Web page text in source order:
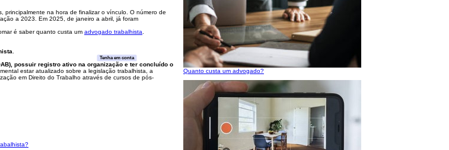
principalmente na hora de finalizar o vínculo. O número de
a 2023. Em 2025, de janeiro a abril, já foram
é saber quanto custa um advogado trabalhista
Tenha em conta
possuir registro ativo na organização e ter concluído o
estar atualizado sobre a legislação trabalhista, a
em Direito do Trabalho através de cursos de pós-
Quanto custa um advogado?